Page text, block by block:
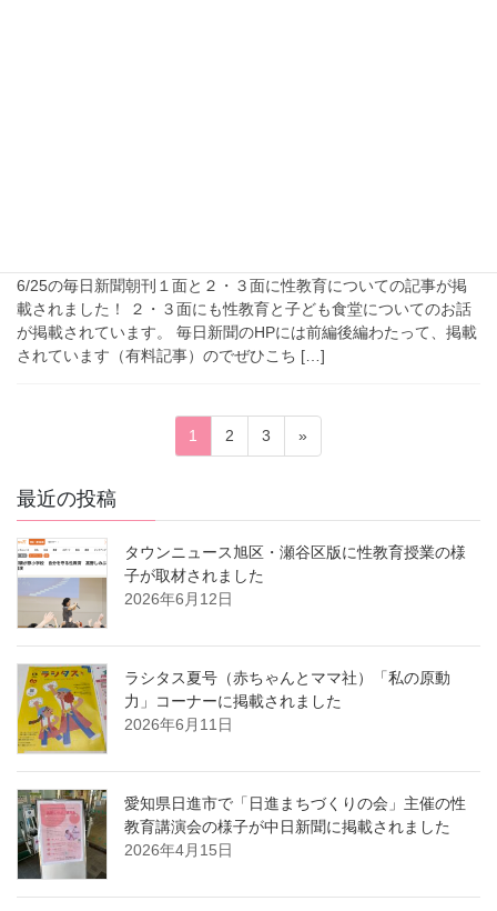
6/25の毎日新聞朝刊１面と２・３面に性教育についての記事が掲
載されました！ ２・３面にも性教育と子ども食堂についてのお話
が掲載されています。 毎日新聞のHPには前編後編わたって、掲載
されています（有料記事）のでぜひこち […]
の
ペ
ー
ジ
送
り
ペ
ー
1
ペ
ー
2
ペ
ー
3 »
最近の投稿
タウンニュース旭区・瀬谷区版に性教育授業の様
子が取材されました
2026年6月12日
ラシタス夏号（赤ちゃんとママ社）「私の原動
力」コーナーに掲載されました
2026年6月11日
愛知県日進市で「日進まちづくりの会」主催の性
教育講演会の様子が中日新聞に掲載されました
2026年4月15日